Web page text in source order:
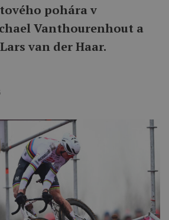
pohára v
Vanthourenhout a
van der Haar.